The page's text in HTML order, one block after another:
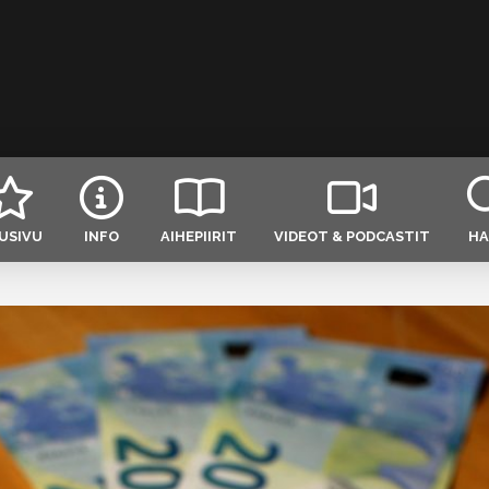
INFO AIHEPIIRIT VIDEOT & PODCASTIT